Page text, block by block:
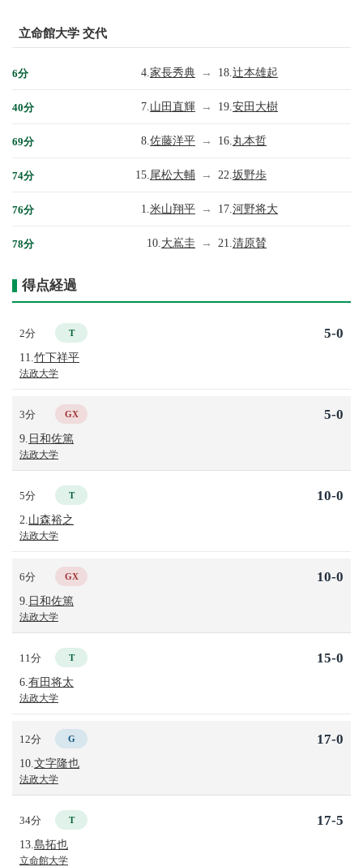
立命館大学 交代
6分 4. 家長秀典 → 18. 辻本雄起
40分 7. 山田直輝 → 19. 安田大樹
69分 8. 佐藤洋平 → 16. 丸本哲
74分 15. 尾松大輔 → 22. 坂野歩
76分 1. 米山翔平 → 17. 河野将大
78分 10. 大嶌圭 → 21. 清原賛
得点経過
2分 T
11. 竹下祥平
法政大学
5-0
3分 GX
9. 日和佐篤
法政大学
5-0
5分 T
2. 山森裕之
法政大学
10-0
6分 GX
9. 日和佐篤
法政大学
10-0
11分 T
6. 有田将太
法政大学
15-0
12分 G
10. 文字隆也
法政大学
17-0
34分 T
13. 島拓也
立命館大学
17-5